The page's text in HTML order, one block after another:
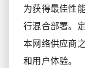
为获得最佳性
行混合部署。
本网络供应商
和用户体验。